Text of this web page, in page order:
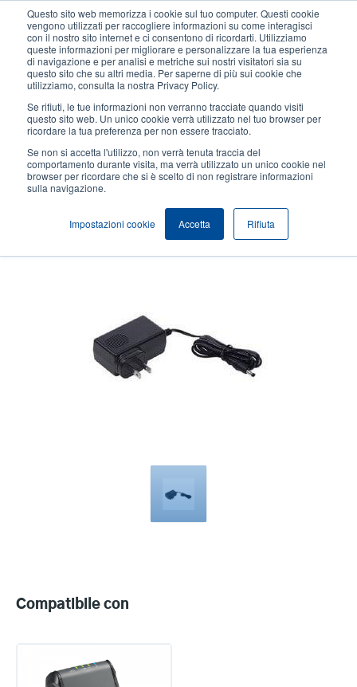
Questo sito web memorizza i cookie sul tuo computer. Questi cookie
vengono utilizzati per raccogliere informazioni su come interagisci
con il nostro sito internet e ci consentono di ricordarti. Utilizziamo
queste informazioni per migliorare e personalizzare la tua esperienza
di navigazione e per analisi e metriche sui nostri visitatori sia su
questo sito che su altri media. Per saperne di più sui cookie che
utilizziamo, consulta la nostra Privacy Policy.
Se rifiuti, le tue informazioni non verranno tracciate quando visiti
questo sito web. Un unico cookie verrà utilizzato nel tuo browser per
ricordare la tua preferenza per non essere tracciato.
Se non si accetta l'utilizzo, non verrà tenuta traccia del
comportamento durante visita, ma verrà utilizzato un unico cookie nel
browser per ricordare che si è scelto di non registrare informazioni
sulla navigazione.
Impostazioni cookie Accetta Rifiuta
contenuto
principale
User
account
User
Header
Seleziona Prodotti Contatto Vendite
Adattatore di alimentazione
Le nostre stampanti mobili sono costruite per stampare continuamente per un
turni e assicurarti di avere sempre un dispositivo a portata di mano.
Compatibile con